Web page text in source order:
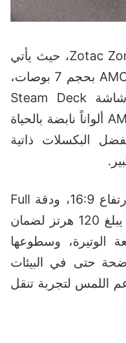
تُعد الشاشة من أبرز نقاط قوة Zotac Zone، حيث يأتي
الجهاز بشاشة مصممة بتقنية AMOLED بحجم 7 بوصات،
وهي شبيهة بأحدث نسخة من شاشة Steam Deck
OLED، حيث توفر شاشات AMOLED ألواناً نابضة بالحياة
البكسلات ذاتية
الشاشة تتميز أيضاً بأبعاد عرض وارتفاع 16:9، ودقة Full
HD (1080p)، ومعدل تحديث عالٍ يبلغ 120 هرتز لضمان
الوتيرة، وسطوعها
واضحة حتى في البيئات
اللمس لتجربة تنقل